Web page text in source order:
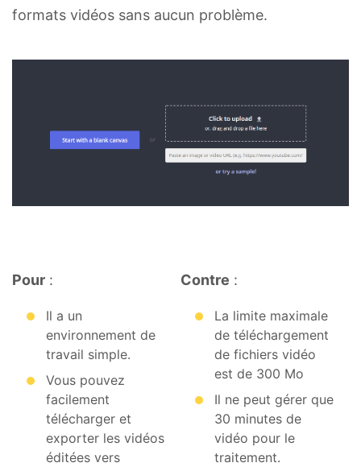
formats vidéos sans aucun problème.
Pour :
Il a un
environnement de
travail simple.
Vous pouvez
facilement
télécharger et
exporter les vidéos
éditées vers
Contre :
La limite maximale
de téléchargement
de fichiers vidéo
est de 300 Mo
Il ne peut gérer que
30 minutes de
vidéo pour le
traitement.